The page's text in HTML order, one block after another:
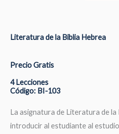
Literatura de la Biblia Hebrea
Precio Gratis
4 Lecciones
Código: BI-103
La asignatura de Literatura de la
introducir al estudiante al